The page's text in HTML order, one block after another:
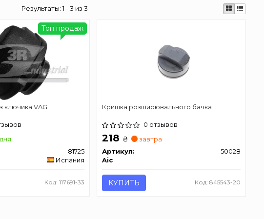
Результаты:1 - 3 из 3
ключика VAG
81725
Испания
Код: 117691-33
Топ продаж
Кришка розширювального бачка
0 отзывов
218 ₴
завтра
Артикул:
50028
Aic
КУПИТЬ Код: 845543-20